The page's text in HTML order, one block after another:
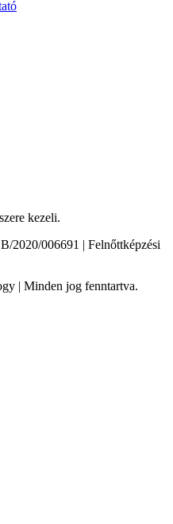
kezeli.
2020/006691 | Felnőttképzési
| Minden jog fenntartva.